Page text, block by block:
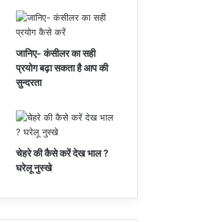
जानिए- कंसीलर का सही
प्रयोग बढ़ा सकता है आप की
सुन्दरता
चेहरे की कैसे करें देख भाल ?
घरेलू नुस्खे